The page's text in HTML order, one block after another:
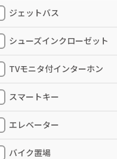
ジェットバス
シューズインクローゼット
TVモニタ付インターホン
スマートキー
エレベーター
バイク置場